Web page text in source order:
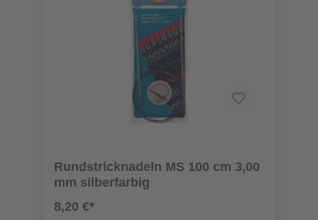
Rundstricknadeln MS 100 cm 3,00
mm silberfarbig
8,20 €*